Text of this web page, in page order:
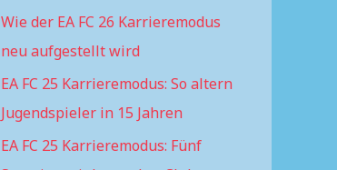
Wie der EA FC 26 Karrieremodus
neu aufgestellt wird
EA FC 25 Karrieremodus: So altern
Jugendspieler in 15 Jahren
EA FC 25 Karrieremodus: Fünf